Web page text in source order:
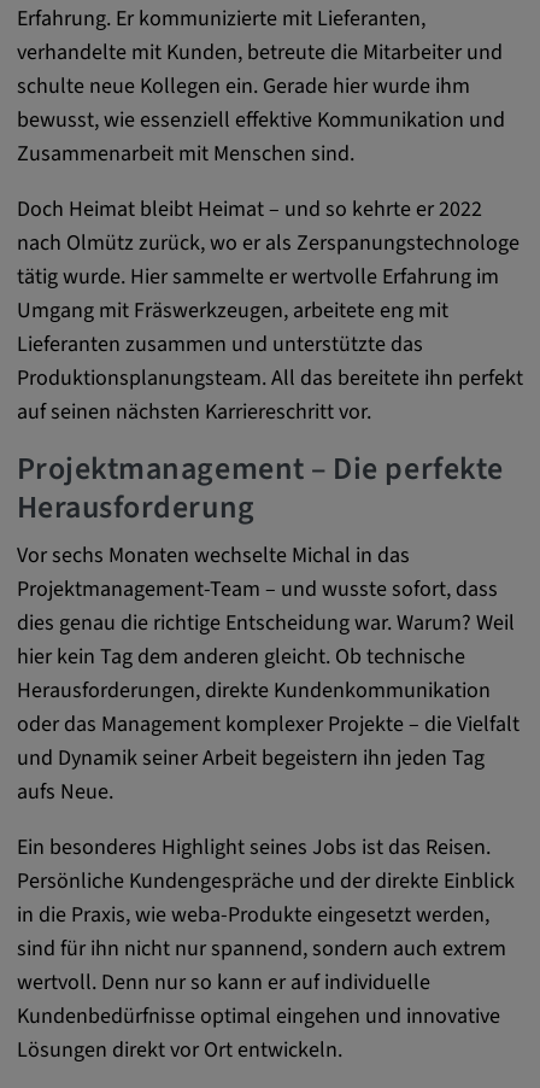
Erfahrung. Er kommunizierte mit Lieferanten,
verhandelte mit Kunden, betreute die Mitarbeiter und
schulte neue Kollegen ein. Gerade hier wurde ihm
bewusst, wie essenziell effektive Kommunikation und
Zusammenarbeit mit Menschen sind.
Doch Heimat bleibt Heimat – und so kehrte er 2022
nach Olmütz zurück, wo er als Zerspanungstechnologe
tätig wurde. Hier sammelte er wertvolle Erfahrung im
Umgang mit Fräswerkzeugen, arbeitete eng mit
Lieferanten zusammen und unterstützte das
Produktionsplanungsteam. All das bereitete ihn perfekt
auf seinen nächsten Karriereschritt vor.
Projektmanagement – Die perfekte
Herausforderung
Vor sechs Monaten wechselte Michal in das
Projektmanagement-Team – und wusste sofort, dass
dies genau die richtige Entscheidung war. Warum? Weil
hier kein Tag dem anderen gleicht. Ob technische
Herausforderungen, direkte Kundenkommunikation
oder das Management komplexer Projekte – die Vielfalt
und Dynamik seiner Arbeit begeistern ihn jeden Tag
aufs Neue.
Ein besonderes Highlight seines Jobs ist das Reisen.
Persönliche Kundengespräche und der direkte Einblick
in die Praxis, wie weba-Produkte eingesetzt werden,
sind für ihn nicht nur spannend, sondern auch extrem
wertvoll. Denn nur so kann er auf individuelle
Kundenbedürfnisse optimal eingehen und innovative
Lösungen direkt vor Ort entwickeln.
Anbieter:
matterport.com
Zweck:
Diese Cookies werden von einem
eingebetteten Drittanbieter-Tool gesetzt und
dienen der Analyse von
Benutzerinteraktionen, der Verfolgung des
Verhaltens auf verschiedenen Websites
und/oder der Bereitstellung personalisierter
Werbung.
Alle externe Medien
Externe Medien
Zweck:
Alle Cookies der Kategorie "Externe
Statistik
Statistik Cookies sammeln anonyme
Informationen über das Nutzerverhalten.
Diese Informationen helfen uns, das
Webseite besser zu verstehen.
_pk_id.*, _pk_ses.*
Name:
_pk_id.*, _pk_ses.*
Anbieter: